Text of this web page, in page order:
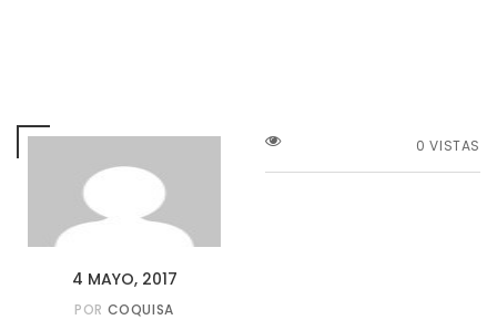
4 MAYO, 2017
POR COQUISA
0 VISTAS